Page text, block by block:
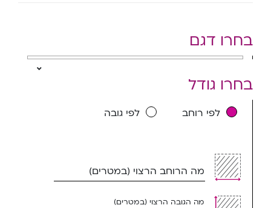
בחרו דגם
בחרו גודל
לפי רוחב לפי גובה
מה הרוחב הרצוי (במטרים)
מה הגובה הרצוי (במטרים)